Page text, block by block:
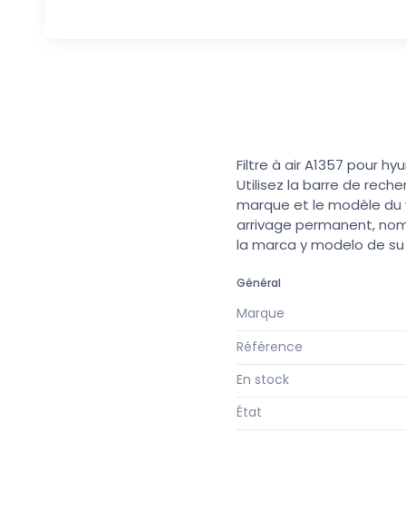
Filtre à air A1357 pour
Utilisez la barre de
marque et le modèle du
arrivage permanent,
la marca y modelo de
Général
Marque
Référence
En stock
État